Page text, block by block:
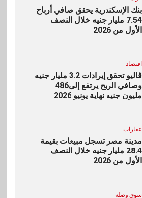
بنك الإسكندرية يحقق صافي أرباح
7.54 مليار جنيه خلال النصف
الأول من 2026
اقتصاد
ڤاليو تحقق إيرادات 3.2 مليار جنيه
وصافي الربح يرتفع إلى486
مليون جنيه نهاية يونيو 2026
عقارات
مدينة مصر تسجل مبيعات بقيمة
28.4 مليار جنيه خلال النصف
الأول من 2026
سوق وصلة